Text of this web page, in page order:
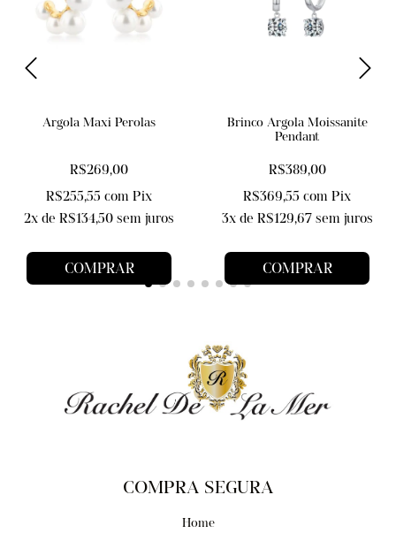
Argola Maxi Perolas
R$269,00
R$255,55 com Pix
2x de R$134,50sem juros
COMPRAR
Brinco Argola Moissanite
Pendant
R$389,00
R$369,55 com Pix
3x de R$129,67sem juros
COMPRAR
COMPRA SEGURA
Home